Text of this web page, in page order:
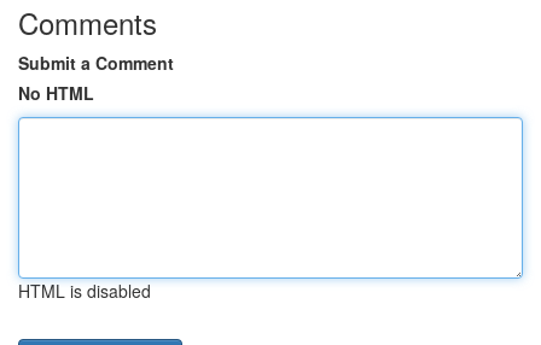
Comments
Submit a Comment
No HTML
HTML is disabled